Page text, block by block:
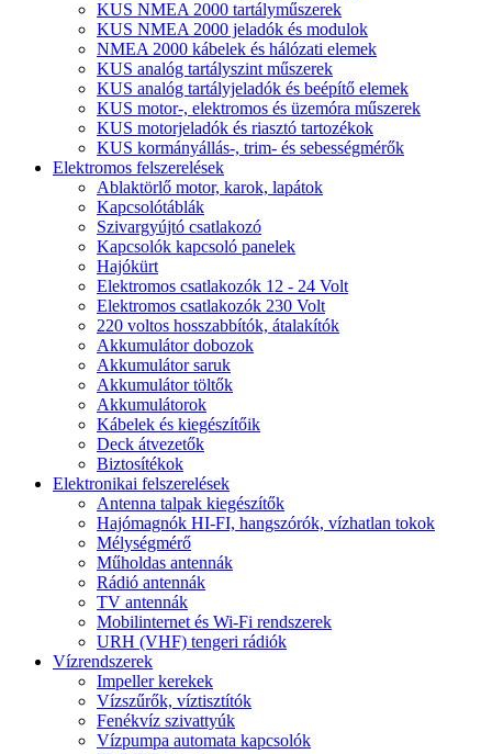
KUS NMEA 2000 tartályműszerek
KUS NMEA 2000 jeladók és modulok
NMEA 2000 kábelek és hálózati elemek
KUS analóg tartályszint műszerek
KUS analóg tartályjeladók és beépítő elemek
KUS motor-, elektromos és üzemóra műszerek
KUS motorjeladók és riasztó tartozékok
KUS kormányállás-, trim- és sebességmérők
Elektromos felszerelések
Ablaktörlő motor, karok, lapátok
Kapcsolótáblák
Szivargyújtó csatlakozó
Kapcsolók kapcsoló panelek
Hajókürt
Elektromos csatlakozók 12 - 24 Volt
Elektromos csatlakozók 230 Volt
220 voltos hosszabbítók, átalakítók
Akkumulátor dobozok
Akkumulátor saruk
Akkumulátor töltők
Akkumulátorok
Kábelek és kiegészítőik
Deck átvezetők
Biztosítékok
Elektronikai felszerelések
Antenna talpak kiegészítők
Hajómagnók HI-FI, hangszórók, vízhatlan tokok
Mélységmérő
Műholdas antennák
Rádió antennák
TV antennák
Mobilinternet és Wi-Fi rendszerek
URH (VHF) tengeri rádiók
Vízrendszerek
Impeller kerekek
Vízszűrők, víztisztítók
Fenékvíz szivattyúk
Vízpumpa automata kapcsolók